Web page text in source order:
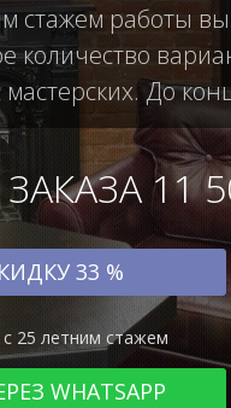
стажем работы
До
11
33 %
25 летним стажем
WHATSAPP